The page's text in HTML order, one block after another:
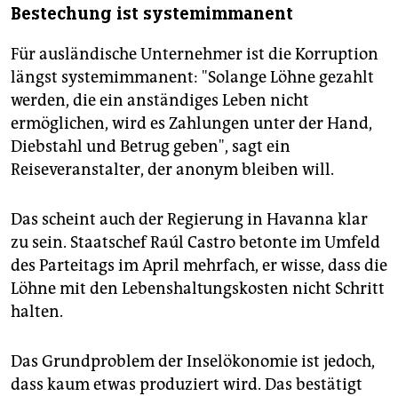
Bestechung ist systemimmanent
Für ausländische Unternehmer ist die Korruption
längst systemimmanent: "Solange Löhne gezahlt
werden, die ein anständiges Leben nicht
ermöglichen, wird es Zahlungen unter der Hand,
Diebstahl und Betrug geben", sagt ein
Reiseveranstalter, der anonym bleiben will.
Das scheint auch der Regierung in Havanna klar
zu sein. Staatschef Raúl Castro betonte im Umfeld
des Parteitags im April mehrfach, er wisse, dass die
Löhne mit den Lebenshaltungskosten nicht Schritt
halten.
Das Grundproblem der Inselökonomie ist jedoch,
dass kaum etwas produziert wird. Das bestätigt